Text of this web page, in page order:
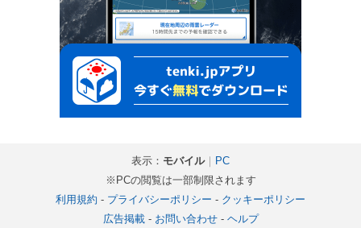
表示： モバイル｜ PC
※PCの閲覧は一部制限されます
利用規約 - プライバシーポリシー - クッキーポリシー
広告掲載- お問い合わせ- ヘルプ